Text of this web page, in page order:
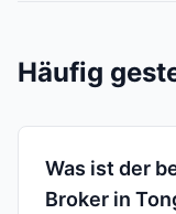
Häufig
Was ist der
Broker in